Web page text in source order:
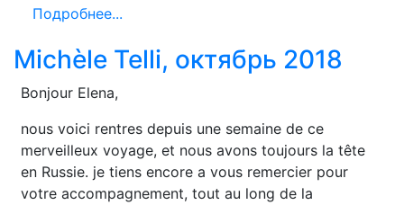
Подробнее...
Michèle Telli, октябрь 2018
Bonjour Elena,
nous voici rentres depuis une semaine de ce
merveilleux voyage, et nous avons toujours la tête
en Russie. je tiens encore a vous remercier pour
votre accompagnement, tout au long de la